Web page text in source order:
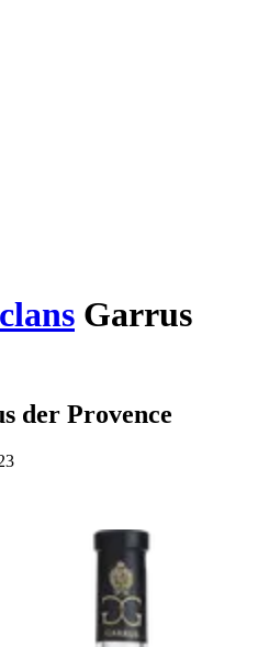
Garrus
der Provence